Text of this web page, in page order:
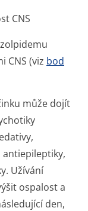
CNS
CNS (viz bod
může dojít
Užívání
ospalost a
den,